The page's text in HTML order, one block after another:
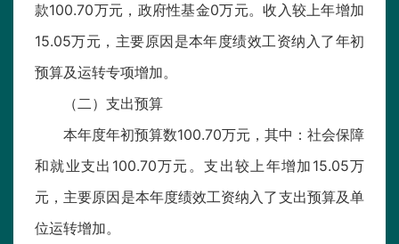
款100.70万元，政府性基金0万元。收入较上年增加
15.05万元，主要原因是本年度绩效工资纳入了年初
预算及运转专项增加。
（二）支出预算
本年度年初预算数100.70万元，其中：社会保障
和就业支出100.70万元。支出较上年增加15.05万
元，主要原因是本年度绩效工资纳入了支出预算及单
位运转增加。